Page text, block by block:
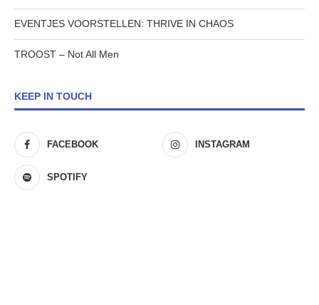
EVENTJES VOORSTELLEN: THRIVE IN CHAOS
TROOST – Not All Men
KEEP IN TOUCH
FACEBOOK INSTAGRAM
SPOTIFY